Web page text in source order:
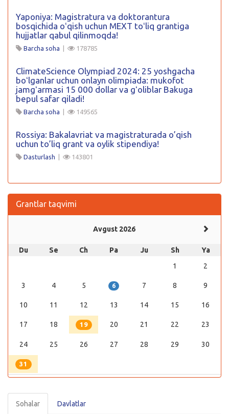
Yaponiya: Magistratura va doktorantura
bosqichida oʻqish uchun MEXT toʻliq grantiga
hujjatlar qabul qilinmoqda!
Barcha soha | 178785
ClimateScience Olympiad 2024: 25 yoshgacha
boʻlganlar uchun onlayn olimpiada: mukofot
jamgʻarmasi 15 000 dollar va gʻoliblar Bakuga
bepul safar qiladi!
Barcha soha | 149565
Rossiya: Bakalavriat va magistraturada o’qish
uchun to’liq grant va oylik stipendiya!
Dasturlash | 143801
Grantlar taqvimi
Avgust 2026
Du Se Ch Pa Ju Sh
Ya
1
2
3 4 5 6 7 8 9
10 11 12 13 14 15 16
17 18 19 20 21 22 23
24 25 26 27 28 29 30
31
Sohalar Davlatlar